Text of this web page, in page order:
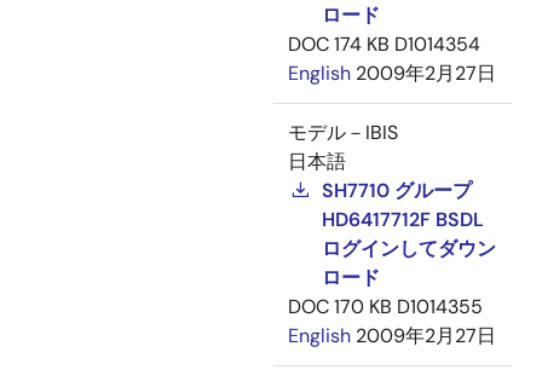
ロード
DOC174 KB D1014354
English 2009年2月27日
モデル－IBIS
日本語
SH7710 グループ
HD6417712F BSDL
ログインしてダウン
ロード
DOC170 KB D1014355
English 2009年2月27日